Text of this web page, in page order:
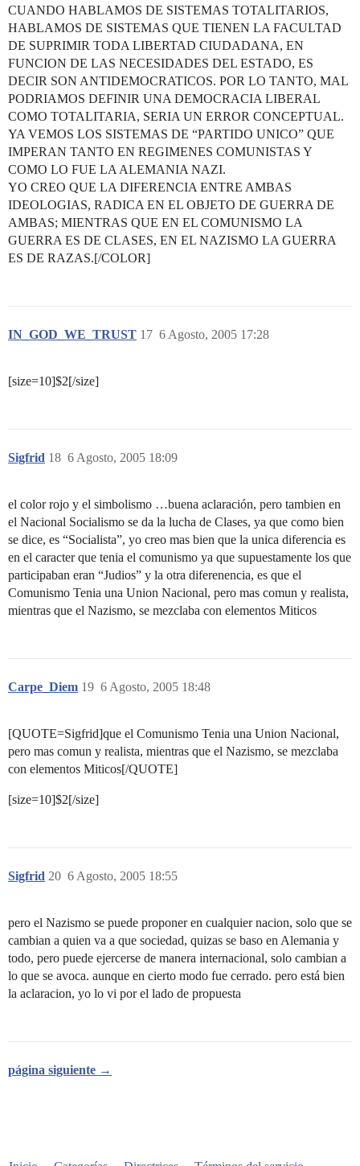
CUANDO HABLAMOS DE SISTEMAS TOTALITARIOS,
HABLAMOS DE SISTEMAS QUE TIENEN LA FACULTAD
DE SUPRIMIR TODA LIBERTAD CIUDADANA, EN
FUNCION DE LAS NECESIDADES DEL ESTADO, ES
DECIR SON ANTIDEMOCRATICOS. POR LO TANTO, MAL
PODRIAMOS DEFINIR UNA DEMOCRACIA LIBERAL
COMO TOTALITARIA, SERIA UN ERROR CONCEPTUAL.
YA VEMOS LOS SISTEMAS DE “PARTIDO UNICO” QUE
IMPERAN TANTO EN REGIMENES COMUNISTAS Y
COMO LO FUE LA ALEMANIA NAZI.
YO CREO QUE LA DIFERENCIA ENTRE AMBAS
IDEOLOGIAS, RADICA EN EL OBJETO DE GUERRA DE
AMBAS; MIENTRAS QUE EN EL COMUNISMO LA
GUERRA ES DE CLASES, EN EL NAZISMO LA GUERRA
ES DE RAZAS.[/COLOR]
IN_GOD_WE_TRUST 6 Agosto, 2005 17:28
17
[size=10]$2[/size]
Sigfrid 6 Agosto, 2005 18:09
18
el color rojo y el simbolismo …buena aclaración, pero tambien en
el Nacional Socialismo se da la lucha de Clases, ya que como bien
se dice, es “Socialista”, yo creo mas bien que la unica diferencia es
en el caracter que tenia el comunismo ya que supuestamente los que
participaban eran “Judios” y la otra diferenencia, es que el
Comunismo Tenia una Union Nacional, pero mas comun y realista,
mientras que el Nazismo, se mezclaba con elementos Miticos
Carpe_Diem 6 Agosto, 2005 18:48
19
[QUOTE=Sigfrid]que el Comunismo Tenia una Union Nacional,
pero mas comun y realista, mientras que el Nazismo, se mezclaba
con elementos Miticos[/QUOTE]
[size=10]$2[/size]
Sigfrid 6 Agosto, 2005 18:55
20
pero el Nazismo se puede proponer en cualquier nacion, solo que se
cambian a quien va a que sociedad, quizas se baso en Alemania y
todo, pero puede ejercerse de manera internacional, solo cambian a
lo que se avoca. aunque en cierto modo fue cerrado. pero está bien
la aclaracion, yo lo vi por el lado de propuesta
página siguiente →